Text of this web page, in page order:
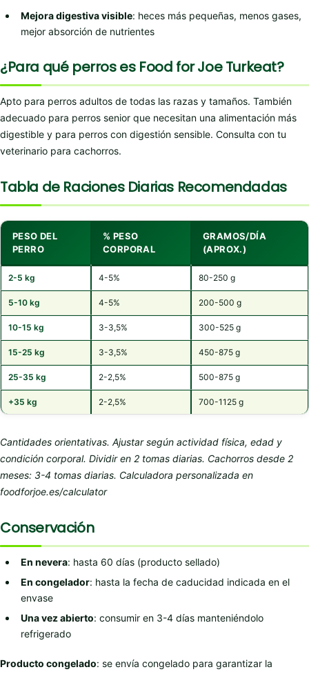
Mejora digestiva visible: heces más pequeñas, menos gases,
mejor absorción de nutrientes
¿Para qué perros es Food for Joe Turkeat?
Apto para perros adultos de todas las razas y tamaños. También
adecuado para perros senior que necesitan una alimentación más
digestible y para perros con digestión sensible. Consulta con tu
veterinario para cachorros.
Tabla de Raciones Diarias Recomendadas
PESO DEL
PERRO
% PESO
CORPORAL
GRAMOS/DÍA
(APROX.)
2-5 kg 4-5% 80-250 g
5-10 kg 4-5% 200-500 g
10-15 kg 3-3,5% 300-525 g
15-25 kg 3-3,5% 450-875 g
25-35 kg 2-2,5% 500-875 g
+35 kg 2-2,5% 700-1125 g
Cantidades orientativas. Ajustar según actividad física, edad y
condición corporal. Dividir en 2 tomas diarias. Cachorros desde 2
meses: 3-4 tomas diarias. Calculadora personalizada en
foodforjoe.es/calculator
Conservación
En nevera: hasta 60 días (producto sellado)
En congelador: hasta la fecha de caducidad indicada en el
envase
Una vez abierto: consumir en 3-4 días manteniéndolo
refrigerado
Producto congelado: se envía congelado para garantizar la